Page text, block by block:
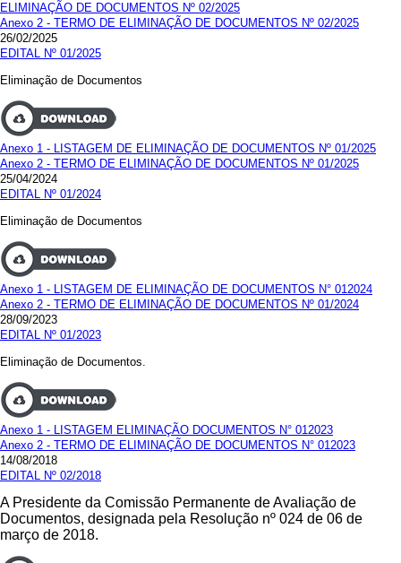
ELIMINAÇÃO DE DOCUMENTOS Nº 02/2025
Anexo 2 - TERMO DE ELIMINAÇÃO DE DOCUMENTOS Nº 02/2025
26/02/2025
EDITAL Nº 01/2025
Eliminação de Documentos
Anexo 1 - LISTAGEM DE ELIMINAÇÃO DE DOCUMENTOS Nº 01/2025
Anexo 2 - TERMO DE ELIMINAÇÃO DE DOCUMENTOS Nº 01/2025
25/04/2024
EDITAL Nº 01/2024
Eliminação de Documentos
Anexo 1 - LISTAGEM DE ELIMINAÇÃO DE DOCUMENTOS N° 012024
Anexo 2 - TERMO DE ELIMINAÇÃO DE DOCUMENTOS Nº 01/2024
28/09/2023
EDITAL Nº 01/2023
Eliminação de Documentos.
Anexo 1 - LISTAGEM ELIMINAÇÃO DOCUMENTOS N° 012023
Anexo 2 - TERMO DE ELIMINAÇÃO DE DOCUMENTOS N° 012023
14/08/2018
EDITAL Nº 02/2018
A Presidente da Comissão Permanente de Avaliação de
Documentos, designada pela Resolução nº 024 de 06 de
março de 2018.